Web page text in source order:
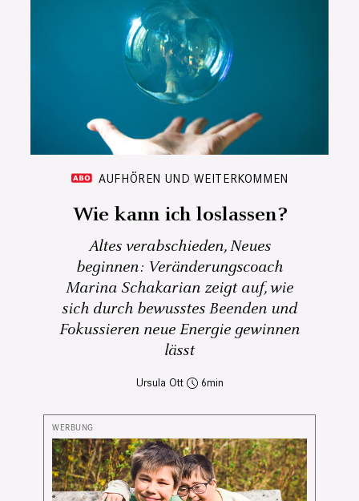
AUFHÖREN UND WEITERKOMMEN
Wie kann ich loslassen?
Altes verabschieden, Neues
beginnen: Veränderungscoach
Marina Schakarian zeigt auf, wie
sich durch bewusstes Beenden und
Fokussieren neue Energie gewinnen
lässt
Ursula Ott 6